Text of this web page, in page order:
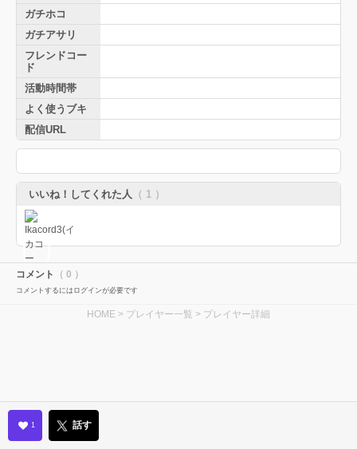
ガチホコ
ガチアサリ
フレンドコー
ド
活動時間帯
よく使うブキ
配信URL
いいね！してくれた人 （ 1 ）
コメント （ 0 ）
コメントするにはログインが必要です
HOME > プレイヤー一覧 > プレイヤー詳細
1 話す